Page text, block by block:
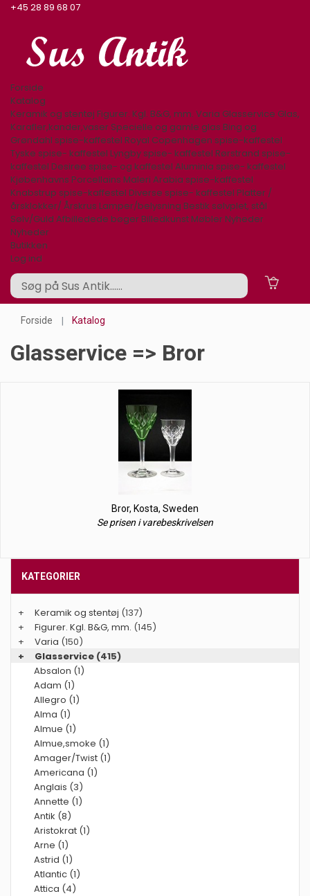
+45 28 89 68 07
Forside
Katalog
Keramik og stentøj Figurer. Kgl. B&G, mm. Varia Glasservice Glas,
Karafler,kander,vaser Specielle og gamle glas Bing og
Grøndahl spise-kaffestel Royal Copenhagen spise-kaffestel
Tyske spise- kaffestel Lyngby spise- kaffestel Rørstrand spise-
kaffestel Desiree spise- og kaffestel Aluminia spise- kaffestel
Kjøbenhavns Porcellains Maleri Arabia spise-kaffestel
Knabstrup spise-kaffestel Diverse spise- kaffestel Platter /
årsklokker/ Årskrus Lamper/belysning Bestik sølvplet, stål
Sølv/Guld Afbilledede bøger Billedkunst Møbler Nyheder
Nyheder
Butikken
Log ind
Forside Katalog
Glasservice => Bror
Bror, Kosta, Sweden
Se prisen i varebeskrivelsen
KATEGORIER
+ Keramik og stentøj (137)
+
Figurer. Kgl. B&G, mm. (145)
+
Varia (150)
+
Glasservice (415)
Absalon (1)
Adam (1)
Allegro (1)
Alma (1)
Almue (1)
Almue,smoke (1)
Amager/Twist (1)
Americana (1)
Anglais (3)
Annette (1)
Antik (8)
Aristokrat (1)
Arne (1)
Astrid (1)
Atlantic (1)
Attica (4)